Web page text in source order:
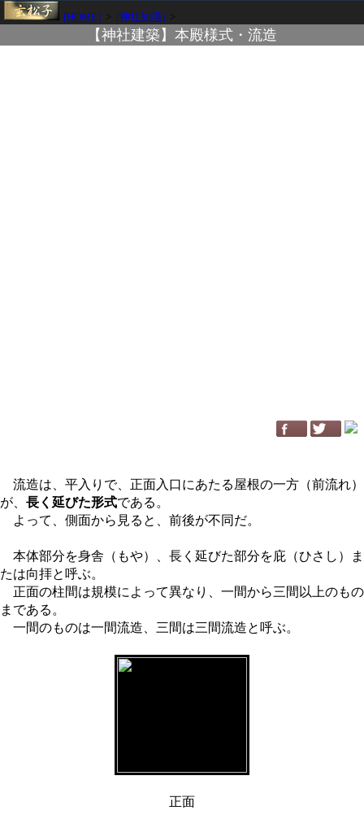
[HOME] [神社知識]
【神社建築】本殿様式・流造
流造は、平入りで、正面入口にあたる屋根の一方（前流れ）
が、 長く延びた形式である。
よって、側面から見ると、前後が不同だ。
本体部分を身舎（もや）、長く延びた部分を庇（ひさし）ま
たは向拝と呼ぶ。
正面の柱間は規模によって異なり、一間から三間以上のもの
まである。
一間のものは一間流造、三間は三間流造と呼ぶ。
正面